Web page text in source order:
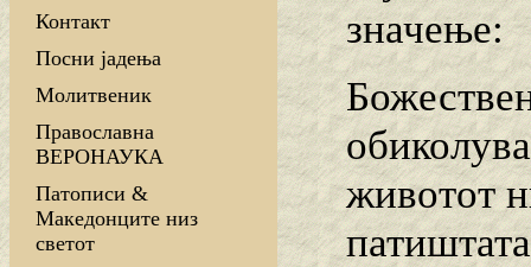
Контакт
Посни јадења
Молитвеник
Православна
ВЕРОНАУКА
Патописи &
Македонците низ
светот
значење:
животот